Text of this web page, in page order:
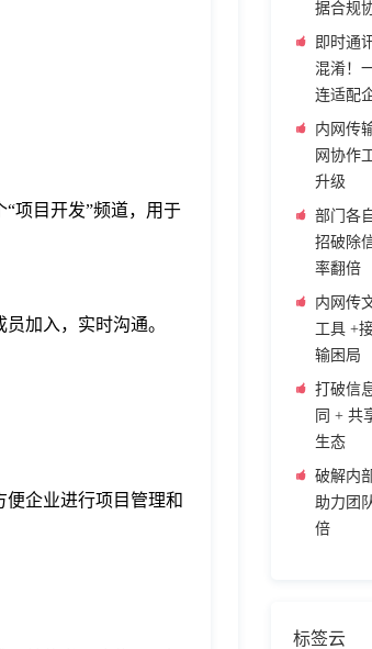
项目开发”频道，用于
加入，实时沟通。
企业进行项目管理和
据合规
即时通
混淆！
连适配
内网传
网协作
升级
部门各
招破除
率翻倍
内网传
工具 +
输困局
打破信
同 + 共
生态
破解内
助力团
倍
标签云